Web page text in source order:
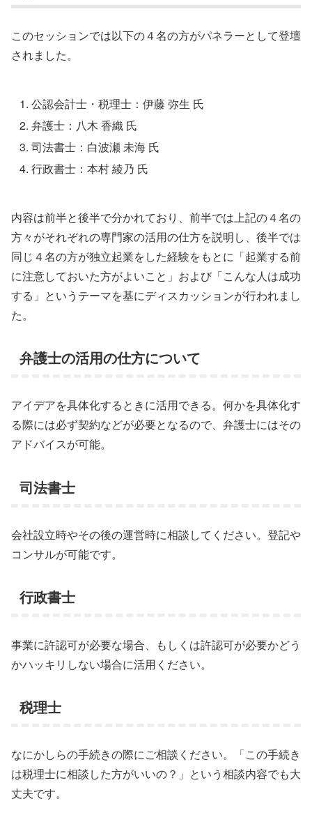
このセッションでは以下の４名の方がパネラーとして登壇
されました。
公認会計士・税理士：伊藤 弥生 氏
弁護士：八木 香織 氏
司法書士：白波瀬 未海 氏
行政書士：本村 綾乃 氏
内容は前半と後半で分かれており、前半では上記の４名の
方々がそれぞれの専門家の活用の仕方を説明し、後半では
同じ４名の方が独立起業をした経験をもとに「起業する前
に注意しておいた方がよいこと」および「こんな人は成功
する」というテーマを基にディスカッションが行われまし
た。
弁護士の活用の仕方について
アイデアを具体化するときに活用できる。何かを具体化す
る際には必ず契約などが必要となるので、弁護士にはその
アドバイスが可能。
司法書士
会社設立時やその後の運営時に相談してください。登記や
コンサルが可能です。
行政書士
事業に許認可が必要な場合、もしくは許認可が必要かどう
かハッキリしない場合に活用ください。
税理士
なにかしらの手続きの際にご相談ください。「この手続き
は税理士に相談した方がいいの？」という相談内容でも大
丈夫です。